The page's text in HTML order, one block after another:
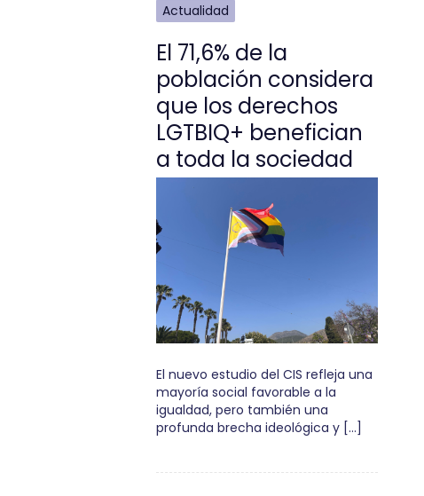
Actualidad
El 71,6% de la
población considera
que los derechos
LGTBIQ+ benefician
a toda la sociedad
El nuevo estudio del CIS refleja una
mayoría social favorable a la
igualdad, pero también una
profunda brecha ideológica y […]